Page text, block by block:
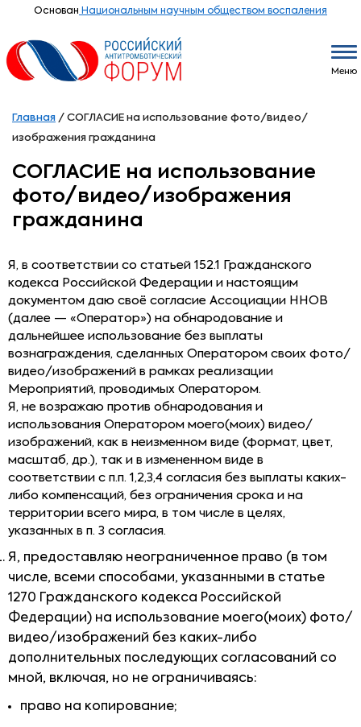
Основан Национальным научным обществом воспаления
Меню
Главная / СОГЛАСИЕ на использование фото/видео/
изображения гражданина
СОГЛАСИЕ на использование
фото/видео/изображения
гражданина
Я, в соответствии со статьей 152.1 Гражданского
кодекса Российской Федерации и настоящим
документом даю своё согласие Ассоциации ННОВ
(далее — «Оператор») на обнародование и
дальнейшее использование без выплаты
вознаграждения, сделанных Оператором своих фото/
видео/изображений в рамках реализации
Мероприятий, проводимых Оператором.
Я, не возражаю против обнародования и
использования Оператором моего(моих) видео/
изображений, как в неизменном виде (формат, цвет,
масштаб, др.), так и в измененном виде в
соответствии с п.п. 1,2,3,4 согласия без выплаты каких-
либо компенсаций, без ограничения срока и на
территории всего мира, в том числе в целях,
указанных в п. 3 согласия.
Я, предоставляю неограниченное право (в том
числе, всеми способами, указанными в статье
1270 Гражданского кодекса Российской
Федерации) на использование моего(моих) фото/
видео/изображений без каких-либо
дополнительных последующих согласований со
мной, включая, но не ограничиваясь:
право на копирование;